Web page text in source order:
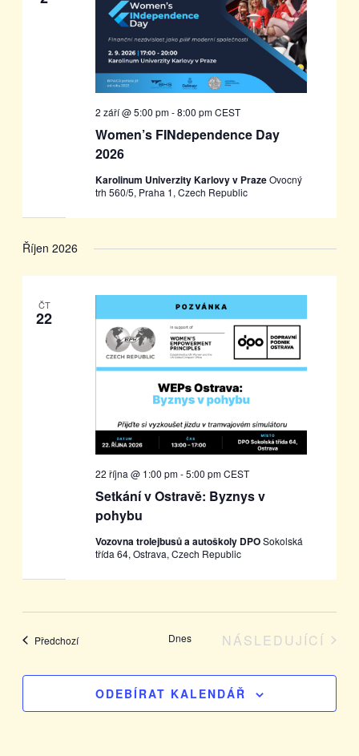
Women’s FINdependence Day
2026
2 září @ 5:00 pm-8:00 pmCEST
Karolinum Univerzity Karlovy v PrazeOvocný
trh 560/5, Praha 1, Czech Republic
Říjen 2026
ČT
22
Setkání v Ostravě: Byznys v
pohybu
22 října @ 1:00 pm-5:00 pmCEST
Vozovna trolejbusů a autoškoly DPOSokolská
třída 64, Ostrava, Czech Republic
PředchozíAkce Dnes
NÁSLEDUJÍCÍ
ODEBÍRAT KALENDÁŘ